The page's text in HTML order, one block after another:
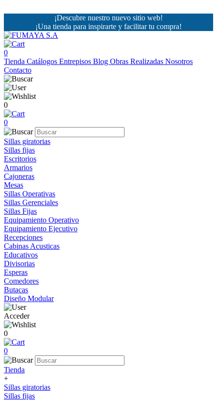
¡Descubre nuestro nuevo sitio web!
¡Una tienda para inspirarte y facilitar tu compra!
0
Tienda Catálogos Entrepisos Blog Obras Realizadas Nosotros
Contacto
0
0
Sillas giratorias
Sillas fijas
Escritorios
Armarios
Cajoneras
Mesas
Sillas Operativas
Sillas Gerenciales
Sillas Fijas
Equipamiento Operativo
Equipamiento Ejecutivo
Recepciones
Cabinas Acusticas
Educativos
Divisorias
Esperas
Comedores
Butacas
Diseño Modular
Acceder
0
0
Tienda
+
Sillas giratorias
Sillas fijas